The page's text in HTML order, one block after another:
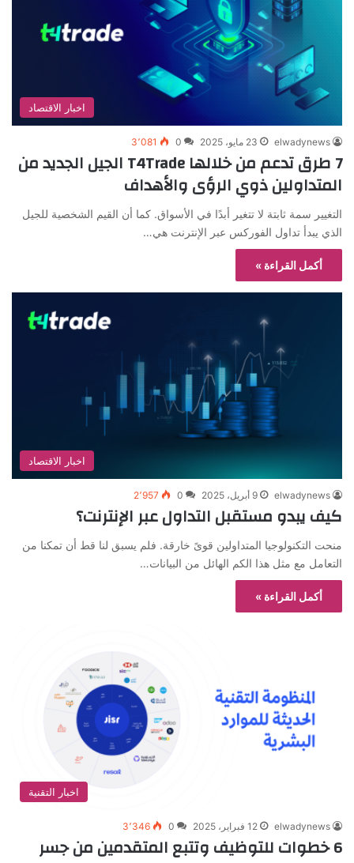
اخبار الاقتصاد
elwadynews 23 مايو، 2025 0 3٬081
7 طرق تدعم من خلالها T4Trade الجيل الجديد من
المتداولين ذوي الرؤى والأهداف
التغيير سمة ثابتة لا تتغير أبدًا في الأسواق. كما أن القيم الشخصية للجيل
الذي يبدأ تداول الفوركس عبر الإنترنت هي…
أكمل القراءة »
اخبار الاقتصاد
elwadynews 9 أبريل، 2025 0 2٬957
كيف يبدو مستقبل التداول عبر الإنترنت؟
منحت التكنولوجيا المتداولين قوىً خارقة. فلم يسبق لنا قط أن تمكنا من
التعامل مع مثل هذا الكم الهائل من البيانات…
أكمل القراءة »
اخبار التقنية
elwadynews 12 فبراير، 2025 0 3٬346
6 خطوات للتوظيف وتتبع المتقدمين من جسر